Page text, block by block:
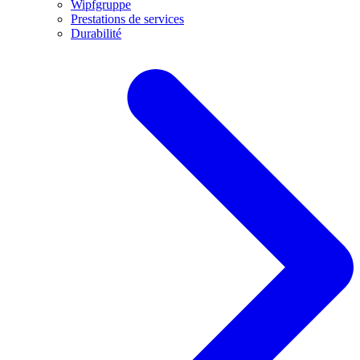
Wipfgruppe
Prestations de services
Durabilité